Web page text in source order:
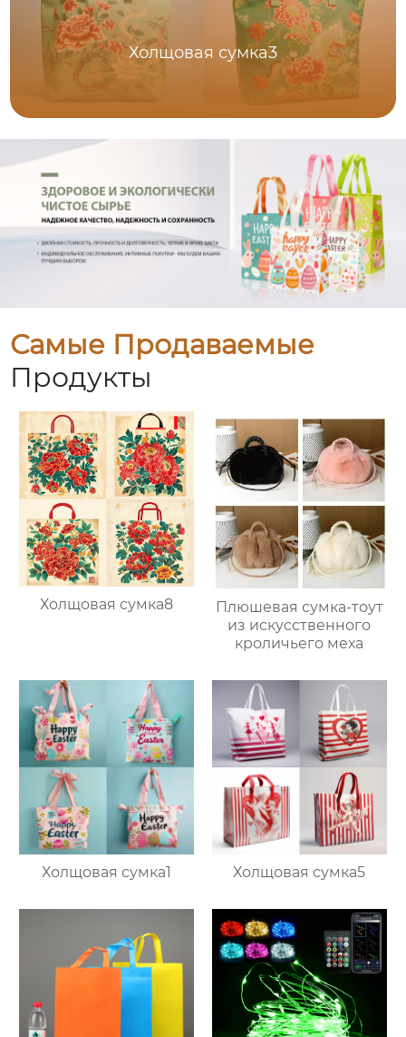
Холщовая сумка3
Самые Продаваемые
Продукты
Холщовая сумка8
Плюшевая сумка-тоут
из искусственного
кроличьего меха
Холщовая сумка1 Холщовая сумка5